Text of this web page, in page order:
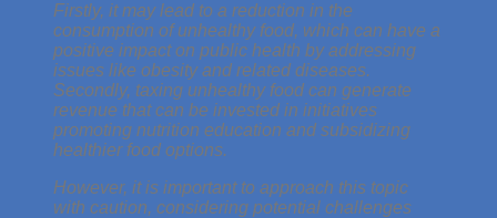
Firstly, it may lead to a reduction in the
consumption of unhealthy food, which can have a
positive impact on public health by addressing
issues like obesity and related diseases.
Secondly, taxing unhealthy food can generate
revenue that can be invested in initiatives
promoting nutrition education and subsidizing
healthier food options.
However, it is important to approach this topic
with caution, considering potential challenges